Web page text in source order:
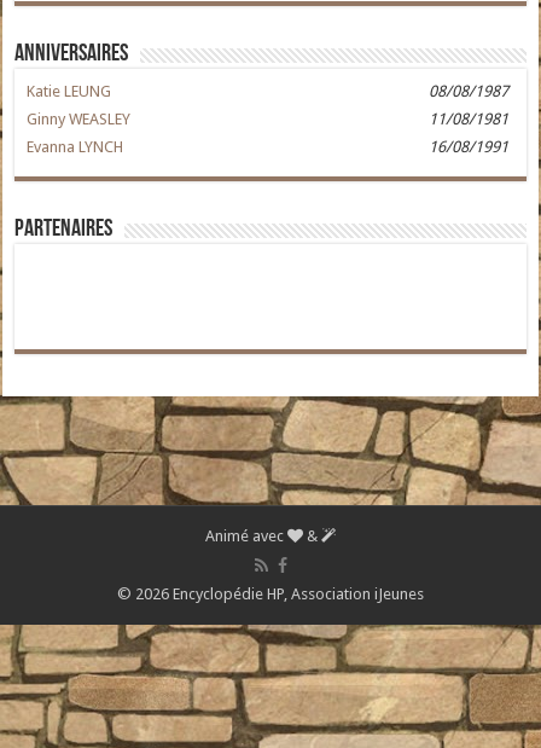
Anniversaires
Katie LEUNG
08/08/1987
Ginny WEASLEY
11/08/1981
Evanna LYNCH
16/08/1991
Partenaires
Animé avec &
© 2026 Encyclopédie HP, Association iJeunes